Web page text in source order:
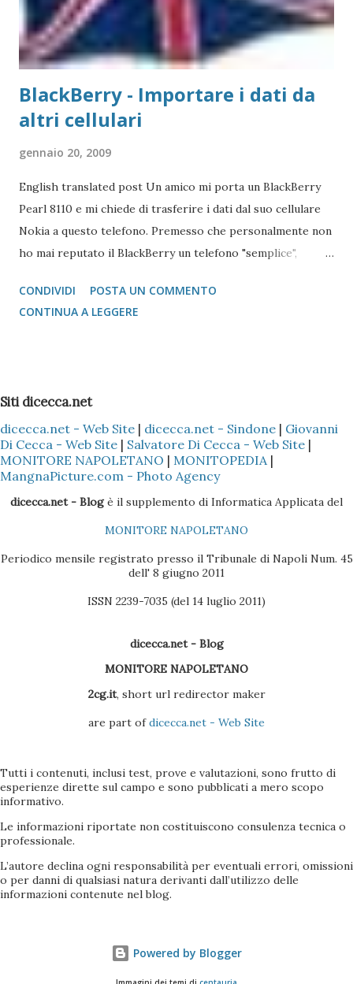
abbiamo usato nei precedenti post,...
BlackBerry - Importare i dati da
altri cellulari
gennaio 20, 2009
English translated post Un amico mi porta un BlackBerry
Pearl 8110 e mi chiede di trasferire i dati dal suo cellulare
Nokia a questo telefono. Premesso che personalmente non
ho mai reputato il BlackBerry un telefono "semplice",
l'idea di mandare i vcard via bluetooth (come si fa con quasi
tutti i Nokia e Samsung), l'unica alternativa è quella di
Nokia PC Suite 3 - Sincronizzare solo la Rubrica
(ovviamente dipende sempre se il cellulare Nokia è il Vostro
o di un Vostro amico) del Nokia con l'Outlook, così che tutti
i dati presenti nella Rubrica siano copiati nella sezione
Contatti dell'Outlook 4 - Scaricare l'ultima versione del
CONDIVIDI
POSTA UN COMMENTO
CONTINUA A LEGGERE
Siti dicecca.net
dicecca.net - Web Site | dicecca.net - Sindone | Giovanni
Di Cecca - Web Site | Salvatore Di Cecca - Web Site |
MONITORE NAPOLETANO | MONITOPEDIA |
MangnaPicture.com - Photo Agency
dicecca.net - Blogè il supplemento di Informatica Applicata del
MONITORE NAPOLETANO
Periodico mensile registrato presso il Tribunale di Napoli Num. 45
dell' 8 giugno 2011
ISSN 2239-7035 (del 14 luglio 2011)
dicecca.net - Blog
MONITORE NAPOLETANO
2cg.it, short url redirector maker
are part ofdicecca.net - Web Site
Tutti i contenuti, inclusi test, prove e valutazioni, sono frutto di
esperienze dirette sul campo e sono pubblicati a mero scopo
informativo.
Le informazioni riportate non costituiscono consulenza tecnica o
professionale.
L’autore declina ogni responsabilità per eventuali errori, omissioni
o per danni di qualsiasi natura derivanti dall’utilizzo delle
informazioni contenute nel blog.
Powered by Blogger